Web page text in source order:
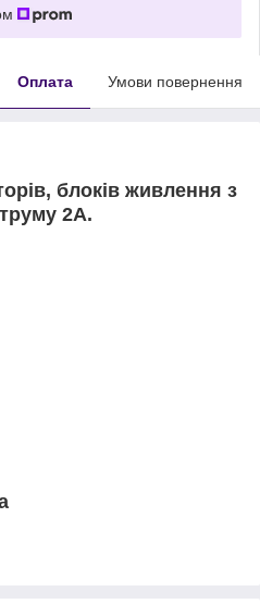
Оплата Умови повернення
блоків живлення з
2А.